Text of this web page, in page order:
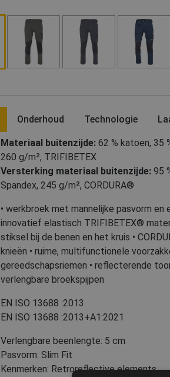
Onderhoud Technologie
Materiaal buitenzijde: 62 % katoen, 35
260 g/m², TRIFIBETEX
Versterking materiaal buitenzijde: 95
Spandex, 245 g/m², CORDURA®
• werkbroek met mannelijke pasvorm en
innovatief elastisch TRIFIBETEX®
stiksel bij de benen en het kruis •
knieën • ruime, multifunctionele
gereedschapsriemen • reflecterende
verlengbare broekspijpen
EN ISO 13688 :2013
EN ISO 13688 :2013+A1:2021
Verlengbare beenlengte: 5 cm
Pasvorm: Slim Fit
Kenmerken: Retroreflective elements